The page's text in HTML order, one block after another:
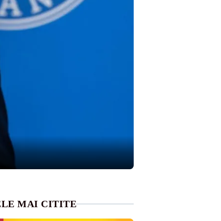
MAI CITITE